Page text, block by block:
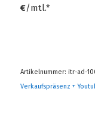
€/mtl.*
Artikelnummer: itr-ad-
Verkaufspräsenz +